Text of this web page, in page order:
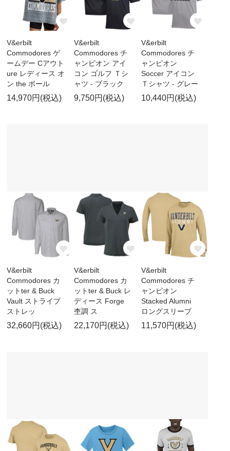
V&erbilt
Commodores ゲ
ームデー Cアウト
ure レディース オ
ン the ボール
14,970円(税込)
V&erbilt
Commodores チ
ャンピオン アイ
コン ゴルフ Ｔシ
ャツ - ブラック
9,750円(税込)
V&erbilt
Commodores チ
ャンピオン
Soccer アイコン
Ｔシャツ - グレー
10,440円(税込)
V&erbilt
Commodores カ
ットter & Buck
Vault ストライプ
ストレッ
32,660円(税込)
V&erbilt
Commodores カ
ットter & Buck レ
ディース Forge
杢調 ス
22,170円(税込)
V&erbilt
Commodores チ
ャンピオン
Stacked Alumni
ロングスリーブ
11,570円(税込)